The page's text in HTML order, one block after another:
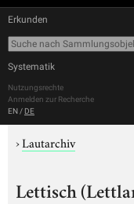
Erkunden
Systematik
Nutzungsrechte
Anmelden zur Recherche
EN / DE
›Lautarchiv
Lettisch